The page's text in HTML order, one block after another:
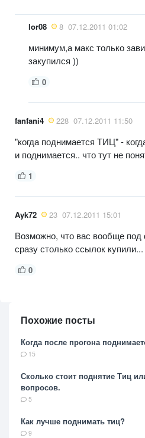
lor08 8 07.12.2011 01:02
минимум,а макс только
закупился ))
0
fanfani4 228 07.12.2011 11:50
"когда поднимается ТИЦ" -
и поднимается.. что тут не
1
Ayk72 23 07.12.2011 15:01
Возможно, что вас вообще
сразу столько ссылок купили...
0
Похожие посты
Когда после прогона
15
Сколько стоит поднятие Тиц
вопросов.
5
Как лучше поднимать тиц?
9